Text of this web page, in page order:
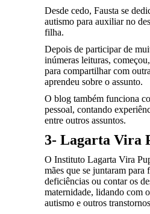
Desde cedo, Fausta se
autismo para auxiliar no
filha.
Depois de participar de
inúmeras leituras,
para compartilhar com
aprendeu sobre o assunto.
O blog também funciona
pessoal, contando
entre outros assuntos.
3- Lagarta Vira
O Instituto Lagarta Vira
mães que se juntaram para
deficiências ou contar os
maternidade, lidando com
autismo e outros